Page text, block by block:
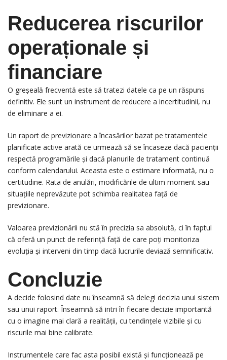
Reducerea riscurilor
operaționale și
financiare
O greșeală frecventă este să tratezi datele ca pe un răspuns
definitiv. Ele sunt un instrument de reducere a incertitudinii, nu
de eliminare a ei.
Un raport de previzionare a încasărilor bazat pe tratamentele
planificate active arată ce urmează să se încaseze dacă pacienții
respectă programările și dacă planurile de tratament continuă
conform calendarului. Aceasta este o estimare informată, nu o
certitudine. Rata de anulări, modificările de ultim moment sau
situațiile neprevăzute pot schimba realitatea față de
previzionare.
Valoarea previzionării nu stă în precizia sa absolută, ci în faptul
că oferă un punct de referință față de care poți monitoriza
evoluția și interveni din timp dacă lucrurile deviază semnificativ.
Concluzie
A decide folosind date nu înseamnă să delegi decizia unui sistem
sau unui raport. Înseamnă să intri în fiecare decizie importantă
cu o imagine mai clară a realității, cu tendințele vizibile și cu
riscurile mai bine calibrate.
Instrumentele care fac asta posibil există și funcționează pe